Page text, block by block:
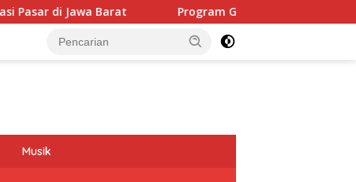
Program GEMAS SDN 088 Embong Antarkan Kepala
Musik